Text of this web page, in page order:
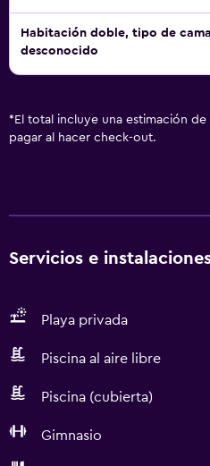
Habitación doble, tipo de cama
desconocido
* El total incluye una estimación de
pagar al hacer check-out.
Servicios e
Playa privada
Piscina al aire libre
Piscina (cubierta)
Gimnasio